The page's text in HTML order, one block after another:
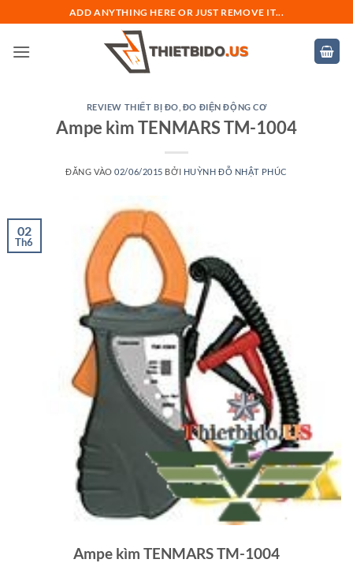
qua
nội
ADD ANYTHING HERE OR JUST REMOVE IT...
REVIEW THIẾT BỊ ĐO ĐO ĐIỆN ĐỘNG CƠ
Ampe kìm TENMARS TM-1004
ĐĂNG VÀO02/06/2015 BỞI HUỲNH ĐỖ NHẬT PHÚC
02
Th6
Ampe kìm TENMARS TM-1004